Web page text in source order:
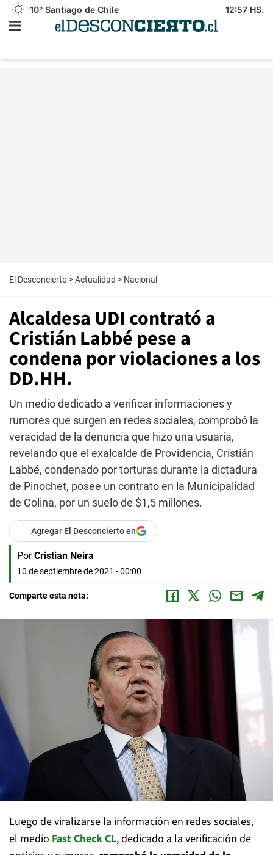
10° Santiago de Chile 12:57 HS.
El Desconcierto >Actualidad > Nacional
Alcaldesa UDI contrató a
Cristián Labbé pese a
condena por violaciones a los
DD.HH.
Un medio dedicado a verificar informaciones y
rumores que surgen en redes sociales, comprobó la
veracidad de la denuncia que hizo una usuaria,
revelando que el exalcalde de Providencia, Cristián
Labbé, condenado por torturas durante la dictadura
de Pinochet, posee un contrato en la Municipalidad
de Colina, por un suelo de $1,5 millones.
Agregar El Desconcierto en
Por Cristian Neira
10 de septiembre de 2021 - 00:00
Comparte esta nota:
Luego de viralizarse la información en redes sociales,
el medio Fast Check CL, dedicado a la verificación de